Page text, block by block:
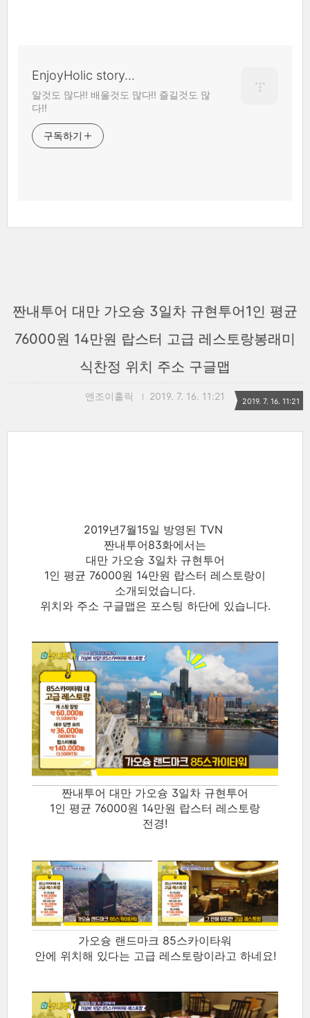
EnjoyHolic story...
알것도 많다!! 배울것도 많다!! 즐길것도 많
다!!
구독하기
짠내투어 대만 가오슝 3일차 규현투어1인 평균
76000원 14만원 랍스터 고급 레스토랑봉래미
식찬정 위치 주소 구글맵
엔조이홀릭 2019. 7. 16. 11:21 2019. 7. 16. 11:21
2019년7월15일 방영된 TVN
짠내투어83화에서는
대만 가오슝 3일차 규현투어
1인 평균 76000원 14만원 랍스터 레스토랑이
소개되었습니다.
위치와 주소 구글맵은 포스팅 하단에 있습니다.
짠내투어 대만 가오슝 3일차 규현투어
1인 평균 76000원 14만원 랍스터 레스토랑
전경!
가오슝 랜드마크 85스카이타워
안에 위치해 있다는 고급 레스토랑이라고 하네요!